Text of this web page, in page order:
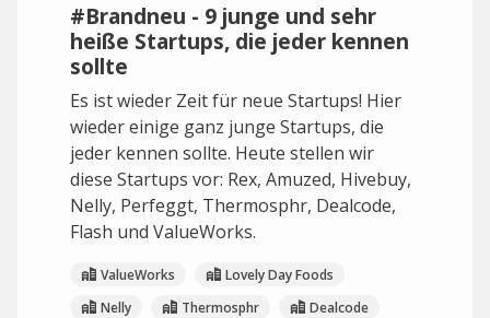
#Brandneu - 9 junge und sehr
heiße Startups, die jeder kennen
sollte
Es ist wieder Zeit für neue Startups! Hier
wieder einige ganz junge Startups, die
jeder kennen sollte. Heute stellen wir
diese Startups vor: Rex, Amuzed, Hivebuy,
Nelly, Perfeggt, Thermosphr, Dealcode,
Flash und ValueWorks.
ValueWorks
Lovely Day Foods
Nelly
Thermosphr
Dealcode